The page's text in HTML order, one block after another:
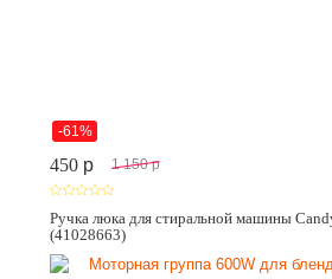
-61%
450 p 1 150 p
Ручка люка для стиральной машины
(41028663)